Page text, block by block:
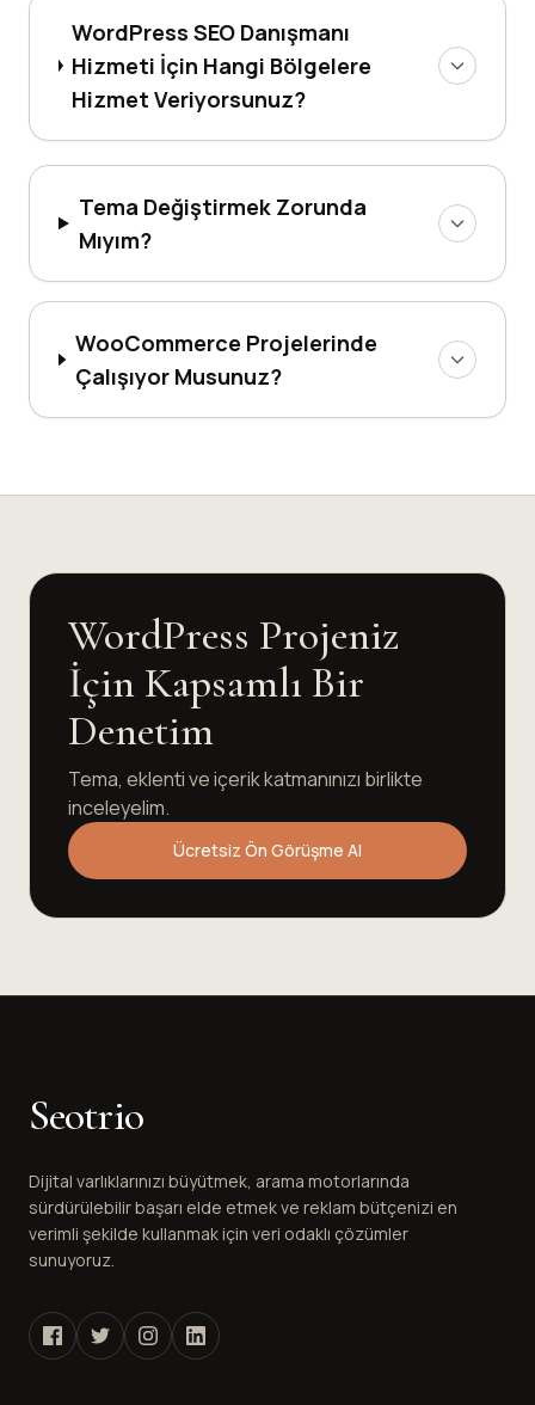
WordPress SEO Danışmanı
Hizmeti İçin Hangi Bölgelere
Hizmet Veriyorsunuz?
Tema Değiştirmek Zorunda
Mıyım?
WooCommerce Projelerinde
Çalışıyor Musunuz?
WordPress Projeniz
İçin Kapsamlı Bir
Denetim
Tema, eklenti ve içerik katmanınızı birlikte
inceleyelim.
Ücretsiz Ön Görüşme Al
Seotrio
Dijital varlıklarınızı büyütmek, arama motorlarında
sürdürülebilir başarı elde etmek ve reklam bütçenizi en
verimli şekilde kullanmak için veri odaklı çözümler
sunuyoruz.